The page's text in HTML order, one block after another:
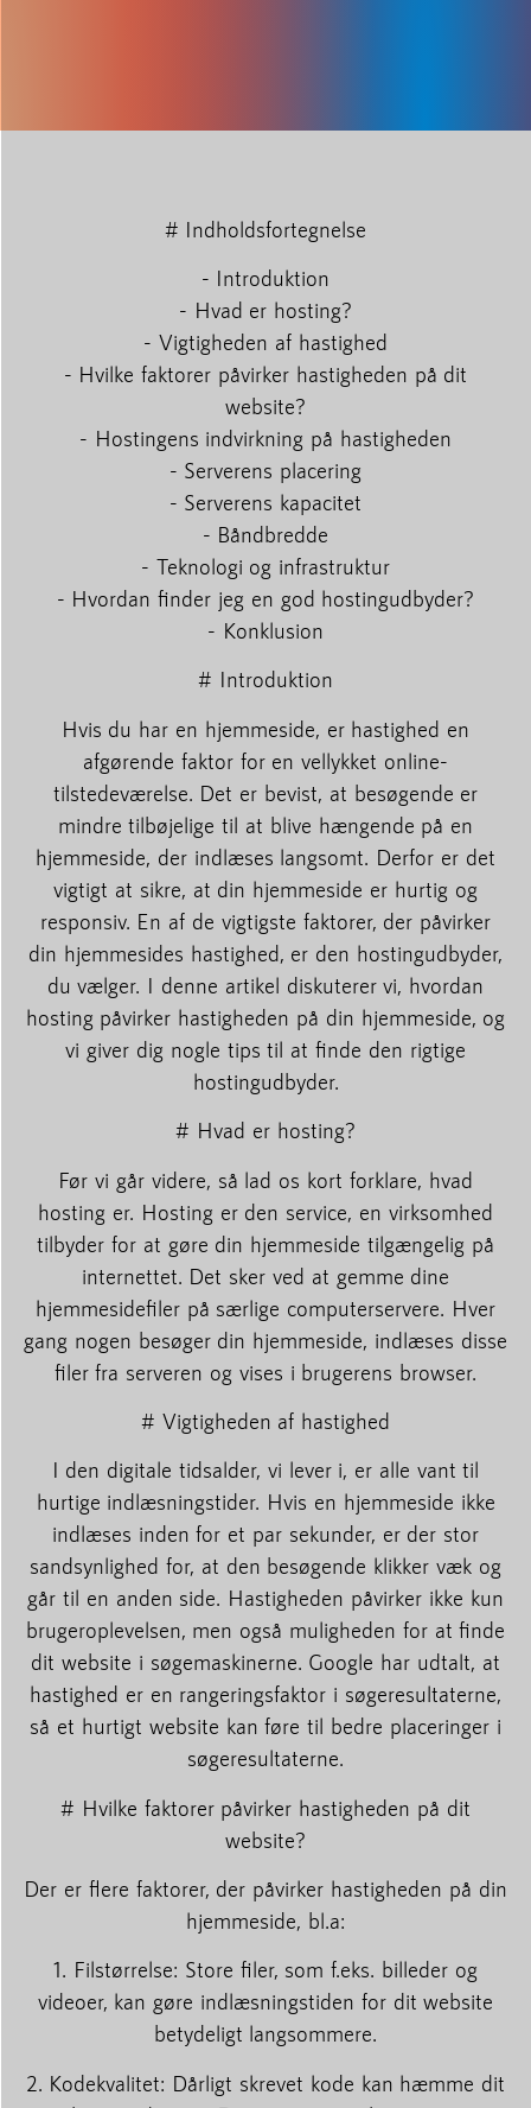
# Indholdsfortegnelse
- Introduktion
- Hvad er hosting?
- Vigtigheden af hastighed
- Hvilke faktorer påvirker hastigheden på dit
website?
- Hostingens indvirkning på hastigheden
- Serverens placering
- Serverens kapacitet
- Båndbredde
- Teknologi og infrastruktur
- Hvordan finder jeg en god hostingudbyder?
- Konklusion
# Introduktion
Hvis du har en hjemmeside, er hastighed en
afgørende faktor for en vellykket online-
tilstedeværelse. Det er bevist, at besøgende er
mindre tilbøjelige til at blive hængende på en
hjemmeside, der indlæses langsomt. Derfor er det
vigtigt at sikre, at din hjemmeside er hurtig og
responsiv. En af de vigtigste faktorer, der påvirker
din hjemmesides hastighed, er den hostingudbyder,
du vælger. I denne artikel diskuterer vi, hvordan
hosting påvirker hastigheden på din hjemmeside, og
vi giver dig nogle tips til at finde den rigtige
hostingudbyder.
# Hvad er hosting?
Før vi går videre, så lad os kort forklare, hvad
hosting er. Hosting er den service, en virksomhed
tilbyder for at gøre din hjemmeside tilgængelig på
internettet. Det sker ved at gemme dine
hjemmesidefiler på særlige computerservere. Hver
gang nogen besøger din hjemmeside, indlæses disse
filer fra serveren og vises i brugerens browser.
# Vigtigheden af hastighed
I den digitale tidsalder, vi lever i, er alle vant til
hurtige indlæsningstider. Hvis en hjemmeside ikke
indlæses inden for et par sekunder, er der stor
sandsynlighed for, at den besøgende klikker væk og
går til en anden side. Hastigheden påvirker ikke kun
brugeroplevelsen, men også muligheden for at finde
dit website i søgemaskinerne. Google har udtalt, at
hastighed er en rangeringsfaktor i søgeresultaterne,
så et hurtigt website kan føre til bedre placeringer i
søgeresultaterne.
# Hvilke faktorer påvirker hastigheden på dit
website?
Der er flere faktorer, der påvirker hastigheden på din
hjemmeside, bl.a:
1. Filstørrelse: Store filer, som f.eks. billeder og
videoer, kan gøre indlæsningstiden for dit website
betydeligt langsommere.
2. Kodekvalitet: Dårligt skrevet kode kan hæmme dit